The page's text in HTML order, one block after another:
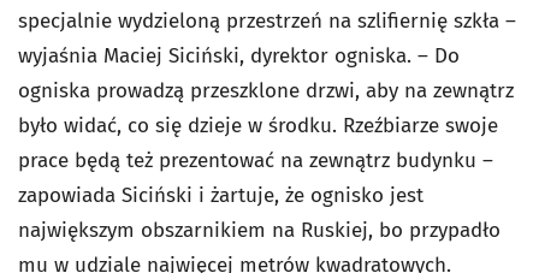
specjalnie wydzieloną przestrzeń na szlifiernię szkła –
wyjaśnia Maciej Siciński, dyrektor ogniska. – Do
ogniska prowadzą przeszklone drzwi, aby na zewnątrz
było widać, co się dzieje w środku. Rzeźbiarze swoje
prace będą też prezentować na zewnątrz budynku –
zapowiada Siciński i żartuje, że ognisko jest
największym obszarnikiem na Ruskiej, bo przypadło
mu w udziale najwięcej metrów kwadratowych.